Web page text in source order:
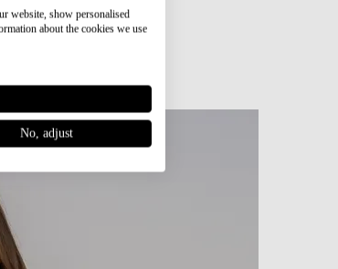
website, show personalised
about the cookies we use
No, adjust